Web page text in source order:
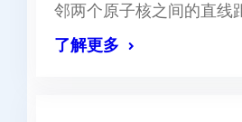
邻两个原子核之间的直线
了解更多